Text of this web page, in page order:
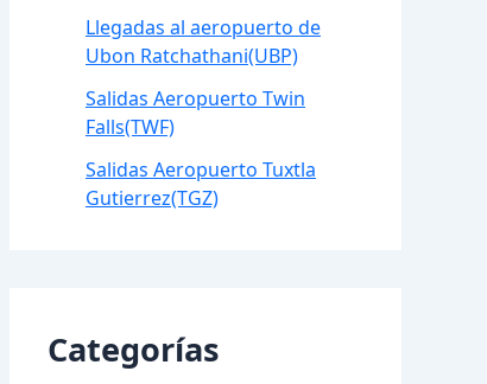
Llegadas al aeropuerto de
Ubon Ratchathani(UBP)
Salidas Aeropuerto Twin
Falls(TWF)
Salidas Aeropuerto Tuxtla
Gutierrez(TGZ)
Categorías